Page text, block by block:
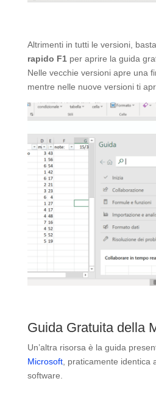
Altrimenti in tutti le versioni,
rapido F1per aprire la guida
Nelle vecchie versioni apre una
mentre nelle nuove versioni ti
Guida Gratuita della
Un’altra risorsa è la guida
Microsoft, praticamente identica
software.